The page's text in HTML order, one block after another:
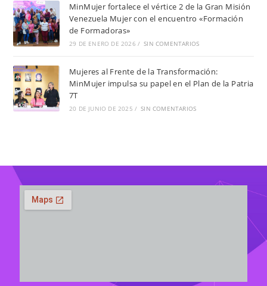
MinMujer fortalece el vértice 2 de la Gran Misión
Venezuela Mujer con el encuentro «Formación
de Formadoras»
29 DE ENERO DE 2026 / SIN COMENTARIOS
Mujeres al Frente de la Transformación:
MinMujer impulsa su papel en el Plan de la Patria
7T
20 DE JUNIO DE 2025 / SIN COMENTARIOS